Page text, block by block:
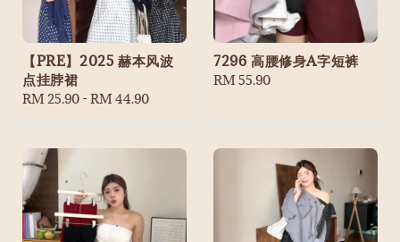
【PRE】2025 赫本风波
点挂脖裙
Regular
RM 25.90 -RM 44.90
7296 高腰修身A字短裤
Regular
RM 55.90